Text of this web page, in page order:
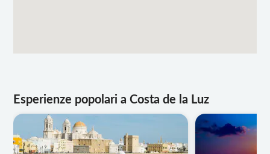
Esperienze popolari a Costa de la Luz